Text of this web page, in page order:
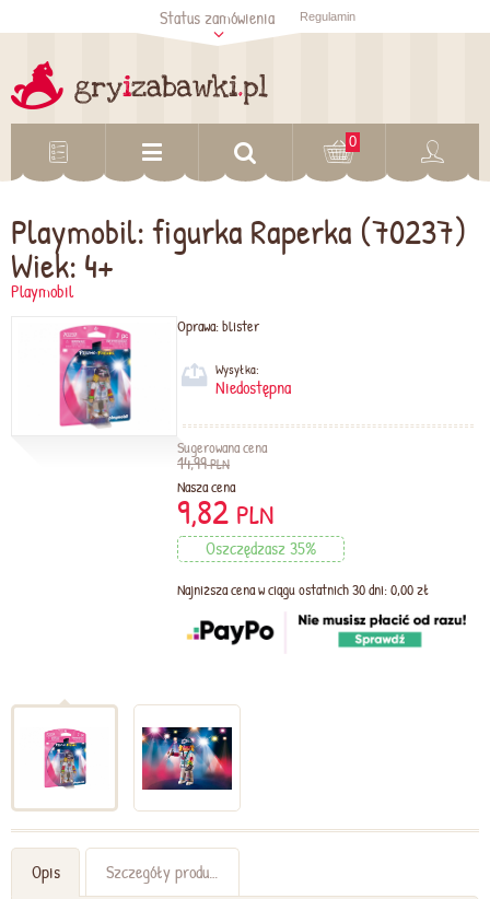
Sprawdź status
zamówienia
Status zamówienia Regulamin
0
Playmobil: figurka Raperka (70237)
Wiek: 4+
Playmobil
Oprawa:blister
Wysyłka:
Niedostępna
Sugerowana cena
14,99PLN
Nasza cena
9,82 PLN
Oszczędzasz 35%
Najniższa cena w ciągu ostatnich 30 dni: 0,00 zł
Opis Szczegóły produktu